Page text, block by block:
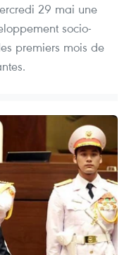
29 mai une
socio-
premiers mois de